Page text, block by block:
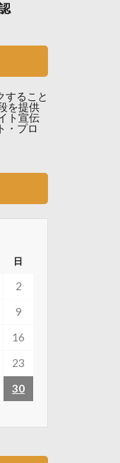
すること
を提供
ト宣伝
・プロ
日
2
9
16
23
30